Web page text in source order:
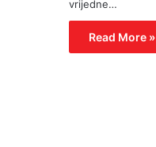
vrijedne…
Read More »